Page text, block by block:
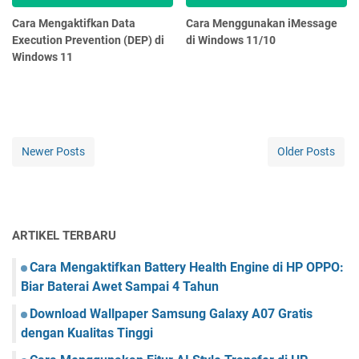
Cara Mengaktifkan Data
Execution Prevention (DEP) di
Windows 11
Cara Menggunakan iMessage
di Windows 11/10
Newer Posts Older Posts
ARTIKEL TERBARU
Cara Mengaktifkan Battery Health Engine di HP OPPO:
Biar Baterai Awet Sampai 4 Tahun
Download Wallpaper Samsung Galaxy A07 Gratis
dengan Kualitas Tinggi